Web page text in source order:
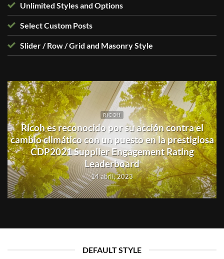
Unlimited Styles and Options
Select Custom Posts
Slider / Row / Grid and Masonry Style
RICOH
Ricoh es reconocido por su acción contra el
cambio climático con un puesto en la prestigiosa
CDP2021 Supplier Engagement Rating
Leaderboard
14 abril, 2023
DEFAULT STYLE